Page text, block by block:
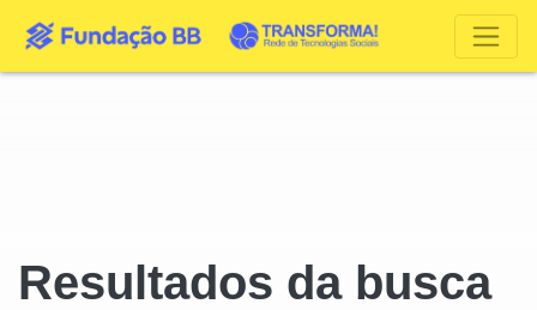
Resultados da busca